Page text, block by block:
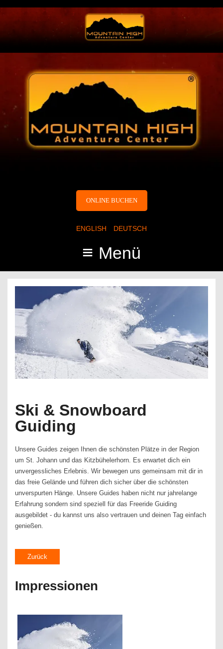
ONLINE BUCHEN
ENGLISH DEUTSCH
≡ Menü
Ski & Snowboard
Guiding
Unsere Guides zeigen Ihnen die schönsten Plätze in der Region
um St. Johann und das Kitzbühelerhorn. Es erwartet dich ein
unvergessliches Erlebnis. Wir bewegen uns gemeinsam mit dir in
das freie Gelände und führen dich sicher über die schönsten
unverspurten Hänge. Unsere Guides haben nicht nur jahrelange
Erfahrung sondern sind speziell für das Freeride Guiding
ausgebildet - du kannst uns also vertrauen und deinen Tag einfach
genießen.
Zurück
Impressionen